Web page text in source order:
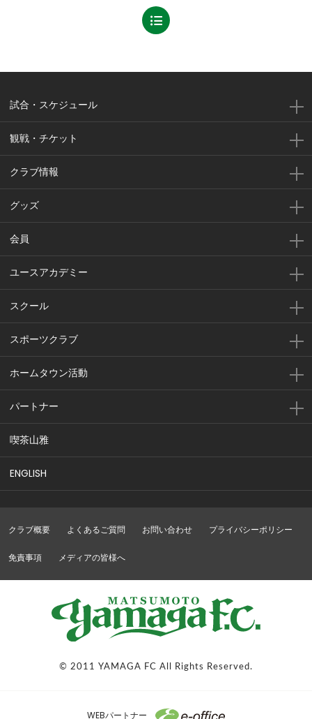
試合・スケジュール
観戦・チケット
クラブ情報
グッズ
会員
ユースアカデミー
スクール
スポーツクラブ
ホームタウン活動
パートナー
喫茶山雅
ENGLISH
クラブ概要 よくあるご質問 お問い合わせ プライバシーポリシー
免責事項 メディアの皆様へ
© 2011 YAMAGA FC All Rights Reserved.
WEBパートナー